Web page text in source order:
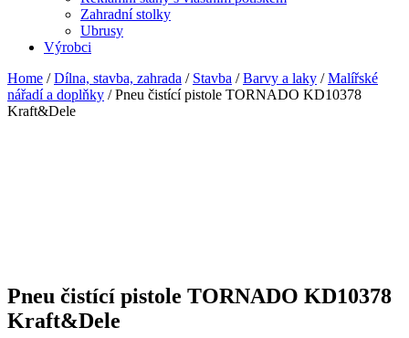
Zahradní stolky
Ubrusy
Výrobci
Home /Dílna, stavba, zahrada / Stavba /Barvy a laky /Malířské
nářadí a doplňky / Pneu čistící pistole TORNADO KD10378
Kraft&Dele
Pneu čistící pistole TORNADO KD10378
Kraft&Dele